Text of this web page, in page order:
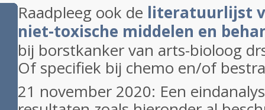
Raadpleeg ook de literatuurlijst
niet-toxische middelen en
bij borstkanker van arts-bioloog
Of specifiek bij chemo en/of
21 november 2020: Een